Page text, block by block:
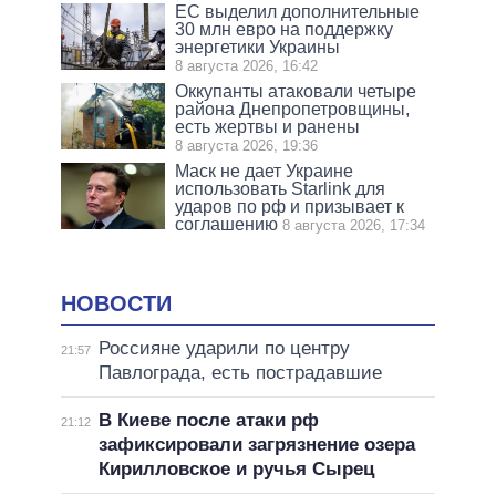
ЕС выделил дополнительные
30 млн евро на поддержку
энергетики Украины
8 августа 2026, 16:42
Оккупанты атаковали четыре
района Днепропетровщины,
есть жертвы и ранены
8 августа 2026, 19:36
Маск не дает Украине
использовать Starlink для
ударов по рф и призывает к
соглашению 8 августа 2026, 17:34
НОВОСТИ
21:57
Россияне ударили по центру
Павлограда, есть пострадавшие
21:12
В Киеве после атаки рф
зафиксировали загрязнение озера
Кирилловское и ручья Сырец